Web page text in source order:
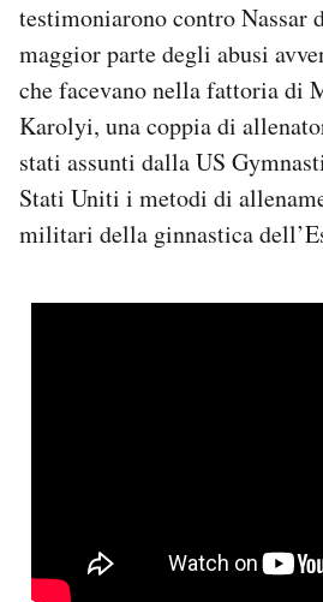
testimoniarono contro Nassar
maggior parte degli abusi
che facevano nella fattoria di
Karolyi, una coppia di
stati assunti dalla US
Stati Uniti i metodi di
militari della ginnastica